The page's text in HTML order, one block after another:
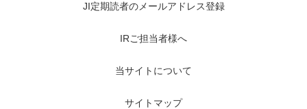
JI定期読者のメールアドレス登録
IRご担当者様へ
当サイトについて
サイトマップ